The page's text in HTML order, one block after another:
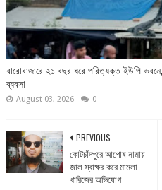
বারোবাজারে ২১ বছর ধরে পরিত্যক্ত ইউপি
ব্যবসা
August 03, 2026 0
PREVIOUS
কোটচাঁদপুরে আপোষ নামায়
জাল স্বাক্ষর করে মামলা
খারিজের অভিযোগ